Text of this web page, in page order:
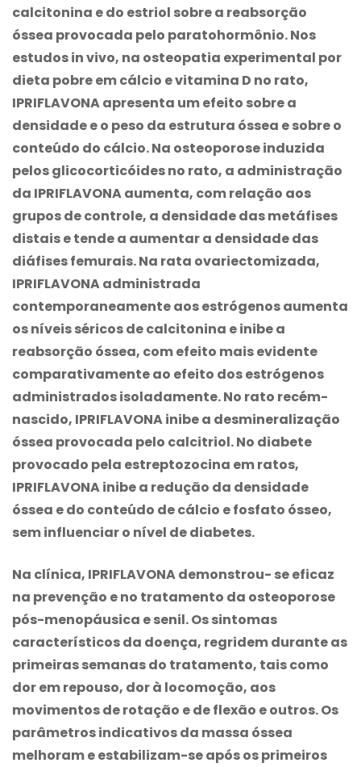
calcitonina e do estriol sobre a reabsorção
óssea provocada pelo paratohormônio. Nos
estudos in vivo, na osteopatia experimental por
dieta pobre em cálcio e vitamina D no rato,
IPRIFLAVONA apresenta um efeito sobre a
densidade e o peso da estrutura óssea e sobre o
conteúdo do cálcio. Na osteoporose induzida
pelos glicocorticóides no rato, a administração
da IPRIFLAVONA aumenta, com relação aos
grupos de controle, a densidade das metáfises
distais e tende a aumentar a densidade das
diáfises femurais. Na rata ovariectomizada,
IPRIFLAVONA administrada
contemporaneamente aos estrógenos aumenta
os níveis séricos de calcitonina e inibe a
reabsorção óssea, com efeito mais evidente
comparativamente ao efeito dos estrógenos
administrados isoladamente. No rato recém-
nascido, IPRIFLAVONA inibe a desmineralização
óssea provocada pelo calcitriol. No diabete
provocado pela estreptozocina em ratos,
IPRIFLAVONA inibe a redução da densidade
óssea e do conteúdo de cálcio e fosfato ósseo,
sem influenciar o nível de diabetes.
Na clínica, IPRIFLAVONA demonstrou- se eficaz
na prevenção e no tratamento da osteoporose
pós-menopáusica e senil. Os sintomas
característicos da doença, regridem durante as
primeiras semanas do tratamento, tais como
dor em repouso, dor à locomoção, aos
movimentos de rotação e de flexão e outros. Os
parâmetros indicativos da massa óssea
melhoram e estabilizam-se após os primeiros